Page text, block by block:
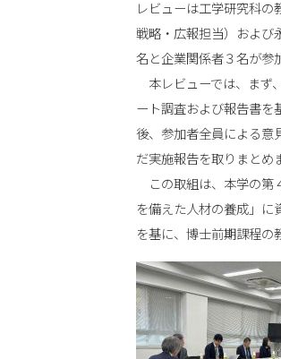
レビューは工学研究科
戦略・広報担当）および
名と企業関係者３名が参
本レビューでは、まず
ート調査および報告書を
後、参加者全員による意
だ実施報告を取りまとめ
この取組は、本学の第
を備えた人材の養成」に
を基に、博士前期課程の